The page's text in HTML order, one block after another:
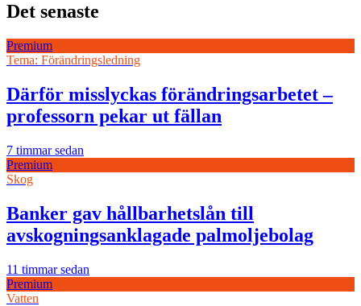
Det senaste
Premium
Tema: Förändringsledning
Därför misslyckas förändringsarbetet –
professorn pekar ut fällan
7 timmar sedan
Premium
Skog
Banker gav hållbarhetslån till
avskogningsanklagade palmoljebolag
11 timmar sedan
Premium
Vatten